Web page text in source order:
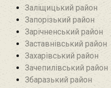
Заліщицький район‎
Запорізький район
Зарічненський район
Заставнівський район
Захарівський район
Зачепилівський район
Збаразький район‎